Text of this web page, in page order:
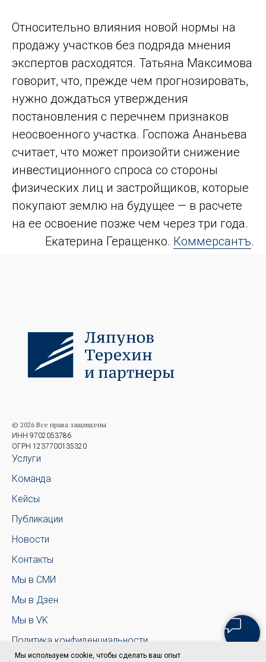
Мы используем cookie, чтобы сделать ваш опыт
Относительно влияния новой нормы на
продажу участков без подряда мнения
экспертов расходятся. Татьяна Максимова
говорит, что, прежде чем прогнозировать,
нужно дождаться утверждения
постановления с перечнем признаков
неосвоенного участка. Госпожа Ананьева
считает, что может произойти снижение
инвестиционного спроса со стороны
физических лиц и застройщиков, которые
покупают землю на будущее — в расчете
на ее освоение позже чем через три года.
Екатерина Геращенко. Коммерсантъ.
© 2026 Все права защищены
ИНН 9702053786
ОГРН 1237700135320
Услуги
Команда
Кейсы
Публикации
Новости
Контакты
Мы в СМИ
Мы в Дзен
Мы в VK
Политика конфиденциальности